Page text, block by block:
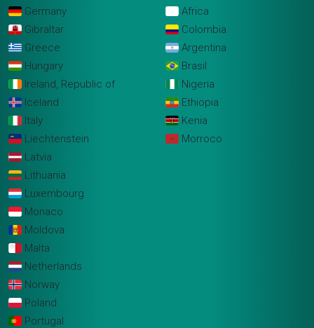
Germany
Gibraltar
Greece
Hungary
Ireland, Republic of
Iceland
Italy
Liechtenstein
Latvia
Lithuania
Luxembourg
Monaco
Moldova
Malta
Netherlands
Norway
Poland
Portugal
Africa
Colombia
Argentina
Brasil
Nigeria
Ethiopia
Kenia
Morroco